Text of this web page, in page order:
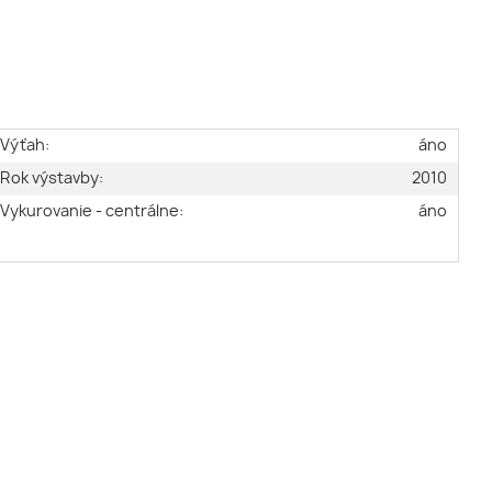
Výťah:
áno
Rok výstavby:
2010
Vykurovanie - centrálne:
áno